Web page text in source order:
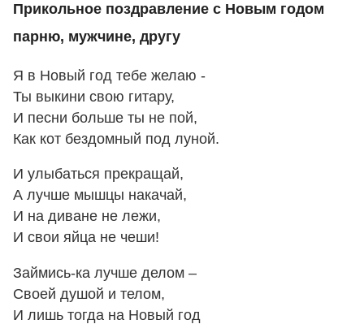
Прикольное поздравление с Новым годом
парню, мужчине, другу
Я в Новый год тебе желаю -
Ты выкини свою гитару,
И песни больше ты не пой,
Как кот бездомный под луной.
И улыбаться прекращай,
А лучше мышцы накачай,
И на диване не лежи,
И свои яйца не чеши!
Займись-ка лучше делом –
Своей душой и телом,
И лишь тогда на Новый год